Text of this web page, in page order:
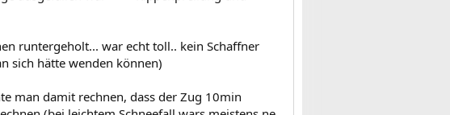
runtergeholt... war echt toll.. kein Schaffner
sich hätte wenden können)
man damit rechnen, dass der Zug 10min